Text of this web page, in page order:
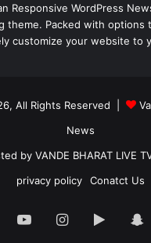
Responsive WordPress
theme. Packed with options
customize your website to
All Rights Reserved |
News
by VANDE BHARAT LIVE
privacy policy
Conatct Us
Twitter YouTubeInstagram
Google